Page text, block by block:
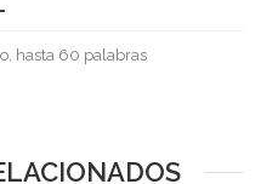
hasta 60 palabras